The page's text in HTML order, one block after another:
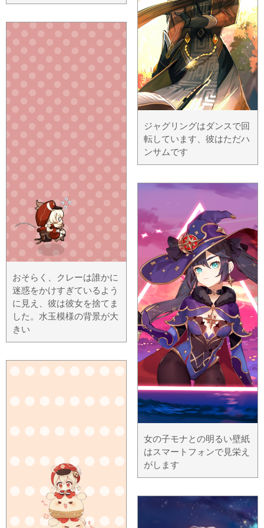
おそらく、クレーは誰かに
迷惑をかけすぎているよう
に見え、彼は彼女を捨てま
した。水玉模様の背景が大
きい
ジャグリングはダンスで回
転しています、彼はただハ
ンサムです
女の子モナとの明るい壁紙
はスマートフォンで見栄え
がします